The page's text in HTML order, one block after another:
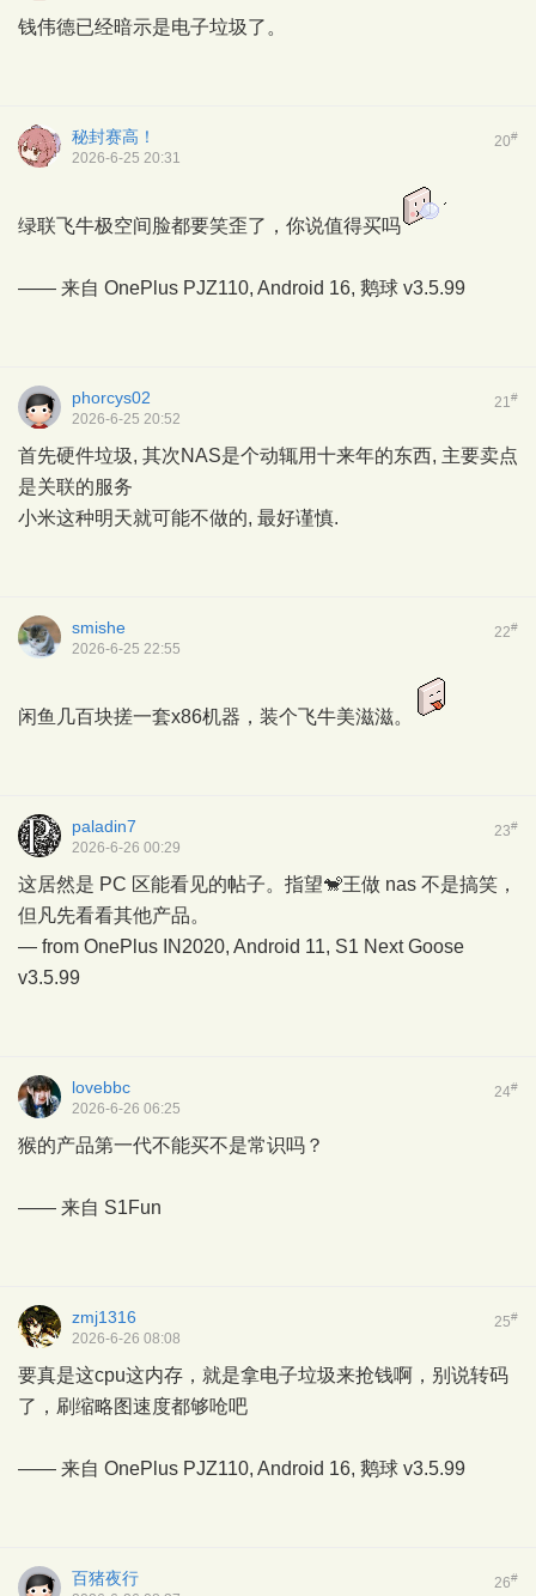
钱伟德已经暗示是电子垃圾了。
20#
秘封赛高！
2026-6-25 20:31
绿联飞牛极空间脸都要笑歪了，你说值得买吗
—— 来自 OnePlus PJZ110, Android 16, 鹅球 v3.5.99
21#
phorcys02
2026-6-25 20:52
首先硬件垃圾, 其次NAS是个动辄用十来年的东西, 主要卖点
是关联的服务
小米这种明天就可能不做的, 最好谨慎.
22#
smishe
2026-6-25 22:55
闲鱼几百块搓一套x86机器，装个飞牛美滋滋。
23#
paladin7
2026-6-26 00:29
这居然是 PC 区能看见的帖子。指望🐒王做 nas 不是搞笑，
但凡先看看其他产品。
— from OnePlus IN2020, Android 11, S1 Next Goose
v3.5.99
24#
lovebbc
2026-6-26 06:25
猴的产品第一代不能买不是常识吗？
—— 来自 S1Fun
25#
zmj1316
2026-6-26 08:08
要真是这cpu这内存，就是拿电子垃圾来抢钱啊，别说转码
了，刷缩略图速度都够呛吧
—— 来自 OnePlus PJZ110, Android 16, 鹅球 v3.5.99
26#
百猪夜行